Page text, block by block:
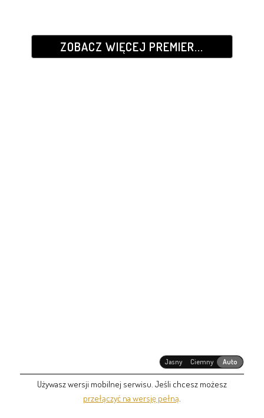
ZOBACZ WIĘCEJ PREMIER...
Jasny Ciemny Auto
Używasz wersji mobilnej serwisu. Jeśli chcesz możesz
przełączyć na wersję pełną